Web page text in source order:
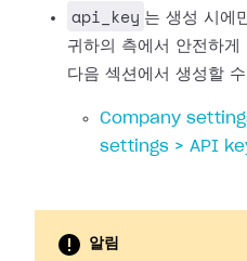
api_key 는 생성 시에
귀하의 측에서 안전하
다음 섹션에서 생성할
Company
settings > API
알림